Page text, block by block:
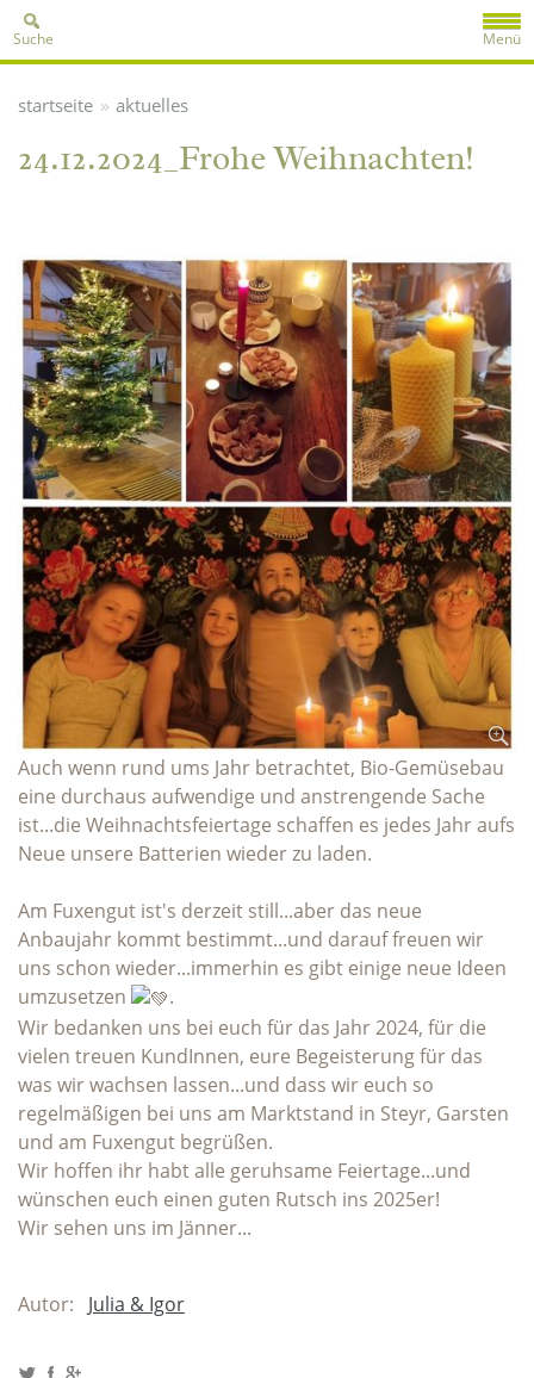
Menü
Suche
startseite » aktuelles
24.12.2024_Frohe Weihnachten!
Auch wenn rund ums Jahr betrachtet, Bio-Gemüsebau
eine durchaus aufwendige und anstrengende Sache
ist...die Weihnachtsfeiertage schaffen es jedes Jahr aufs
Neue unsere Batterien wieder zu laden.
Am Fuxengut ist's derzeit still...aber das neue
Anbaujahr kommt bestimmt...und darauf freuen wir
uns schon wieder...immerhin es gibt einige neue Ideen
umzusetzen
.
Wir bedanken uns bei euch für das Jahr 2024, für die
vielen treuen KundInnen, eure Begeisterung für das
was wir wachsen lassen...und dass wir euch so
regelmäßigen bei uns am Marktstand in Steyr, Garsten
und am Fuxengut begrüßen.
Wir hoffen ihr habt alle geruhsame Feiertage...und
wünschen euch einen guten Rutsch ins 2025er!
Wir sehen uns im Jänner...
Autor: Julia & Igor